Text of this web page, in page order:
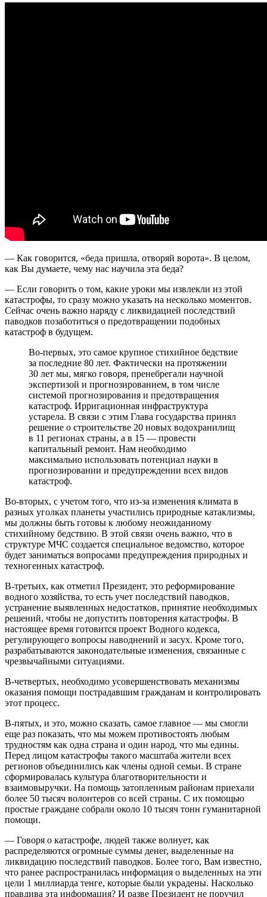
— Как говорится, «беда пришла, отворяй ворота». В целом,
как Вы думаете, чему нас научила эта беда?
— Если говорить о том, какие уроки мы извлекли из этой
катастрофы, то сразу можно указать на несколько моментов.
Сейчас очень важно наряду с ликвидацией последствий
паводков позаботиться о предотвращении подобных
катастроф в будущем.
Во-первых, это самое крупное стихийное бедствие
за последние 80 лет. Фактически на протяжении
30 лет мы, мягко говоря, пренебрегали научной
экспертизой и прогнозированием, в том числе
системой прогнозирования и предотвращения
катастроф. Ирригационная инфраструктура
устарела. В связи с этим Глава государства принял
решение о строительстве 20 новых водохранилищ
в 11 регионах страны, а в 15 — провести
капитальный ремонт. Нам необходимо
максимально использовать потенциал науки в
прогнозировании и предупреждении всех видов
катастроф.
Во-вторых, с учетом того, что из-за изменения климата в
разных уголках планеты участились природные катаклизмы,
мы должны быть готовы к любому неожиданному
стихийному бедствию. В этой связи очень важно, что в
структуре МЧС создается специальное ведомство, которое
будет заниматься вопросами предупреждения природных и
техногенных катастроф.
В-третьих, как отметил Президент, это реформирование
водного хозяйства, то есть учет последствий паводков,
устранение выявленных недостатков, принятие необходимых
решений, чтобы не допустить повторения катастрофы. В
настоящее время готовится проект Водного кодекса,
регулирующего вопросы наводнений и засух. Кроме того,
разрабатываются законодательные изменения, связанные с
чрезвычайными ситуациями.
В-четвертых, необходимо усовершенствовать механизмы
оказания помощи пострадавшим гражданам и контролировать
этот процесс.
В-пятых, и это, можно сказать, самое главное — мы смогли
еще раз показать, что мы можем противостоять любым
трудностям как одна страна и один народ, что мы едины.
Перед лицом катастрофы такого масштаба жители всех
регионов объединились как члены одной семьи. В стране
сформировалась культура благотворительности и
взаимовыручки. На помощь затопленным районам приехали
более 50 тысяч волонтеров со всей страны. С их помощью
простые граждане собрали около 10 тысяч тонн гуманитарной
помощи.
— Говоря о катастрофе, людей также волнует, как
распределяются огромные суммы денег, выделенные на
ликвидацию последствий паводков. Более того, Вам известно,
что ранее распространилась информация о выделенных на эти
цели 1 миллиарда тенге, которые были украдены. Насколько
правдива эта информация? И разве Президент не поручил